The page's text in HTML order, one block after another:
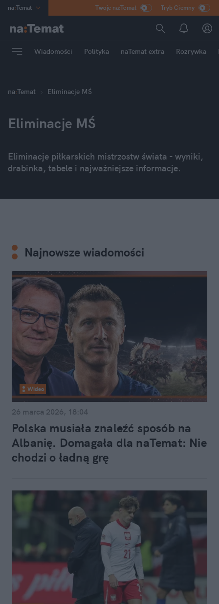
na:Temat
Poland
mama
Rozrywka
Twoje na:Temat Tryb Ciemny
Wiadomości Polityka naTemat extra Rozrywka
na:Temat Eliminacje MŚ
Eliminacje MŚ
Eliminacje piłkarskich mistrzostw świata - wyniki,
drabinka, tabele i najważniejsze informacje.
Najnowsze wiadomości
Wideo
26 marca 2026, 18:04
Polska musiała znaleźć sposób na
Albanię. Domagała dla naTemat: Nie
chodzi o ładną grę